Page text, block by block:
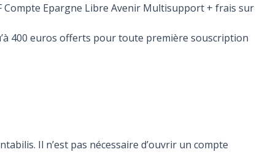
Epargne Libre Avenir Multisupport + frais sur
400 euros offerts pour toute première souscription
Il n’est pas nécessaire d’ouvrir un compte